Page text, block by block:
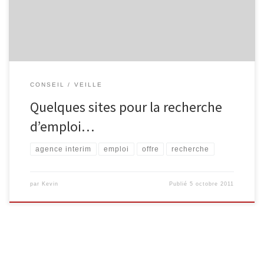
CONSEIL VEILLE
Quelques sites pour la recherche
d’emploi…
agence interim emploi offre recherche
par Kevin Publié5 octobre 2011